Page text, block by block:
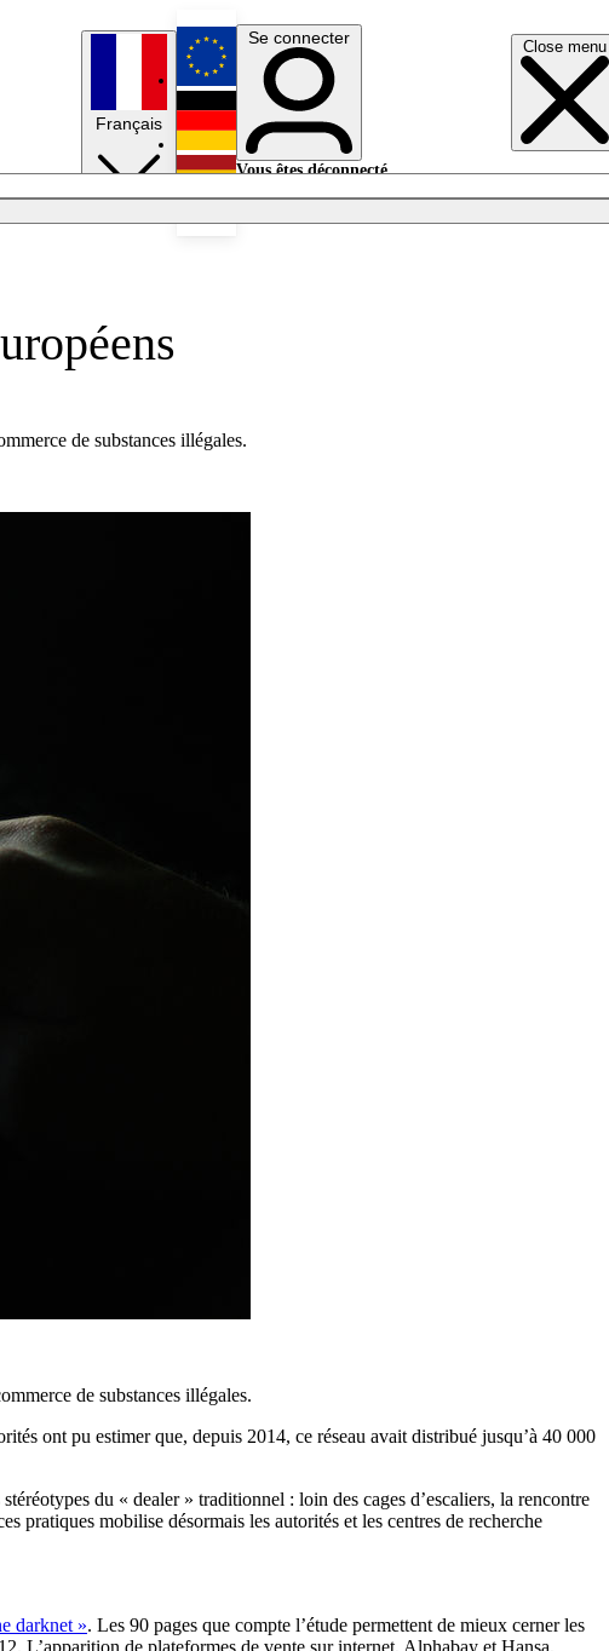
Close menu
Français
English
Deutsch
Se connecter
Vous êtes déconnecté.
de substances illégales.
de substances illégales.
ont pu estimer que, depuis 2014, ce réseau avait distribué jusqu’à 40 000
du « dealer » traditionnel : loin des cages d’escaliers, la rencontre
pratiques mobilise désormais les autorités et les centres de recherche
darknet ». Les 90 pages que compte l’étude permettent de mieux cerner les